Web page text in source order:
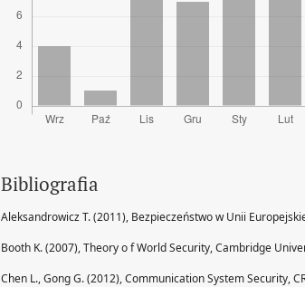
Bibliografia
Aleksandrowicz T. (2011), Bezpieczeństwo w Unii
Booth K. (2007), Theory o f World Security, Cambridge
Chen L., Gong G. (2012), Communication System Security,